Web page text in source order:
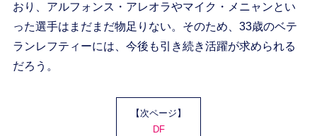
おり、アルフォンス・アレオラやマイク・メニャンとい
った選手はまだまだ物足りない。そのため、33歳のベテ
ランレフティーには、今後も引き続き活躍が求められる
だろう。
【次ページ】
DF